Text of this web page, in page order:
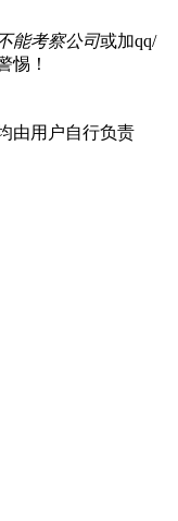
能考察公司或加qq/
惕！
由用户自行负责